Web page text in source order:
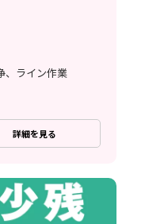
、ライン作業
詳細を見る